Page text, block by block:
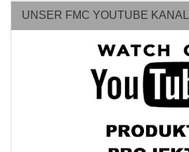
UNSER FMC YOUTUBE KANAL